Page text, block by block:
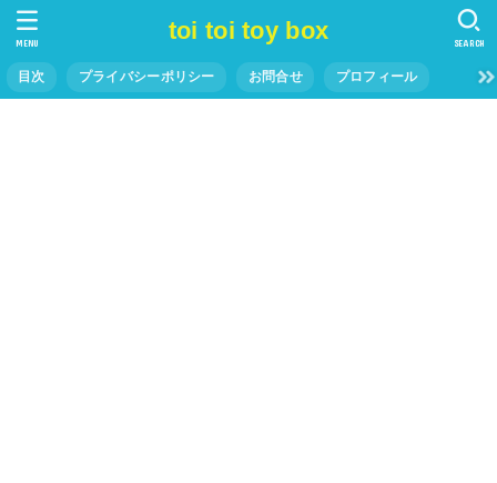
toi toi toy box
目次 プライバシーポリシー お問合せ プロフィール
SEARCH
MENU